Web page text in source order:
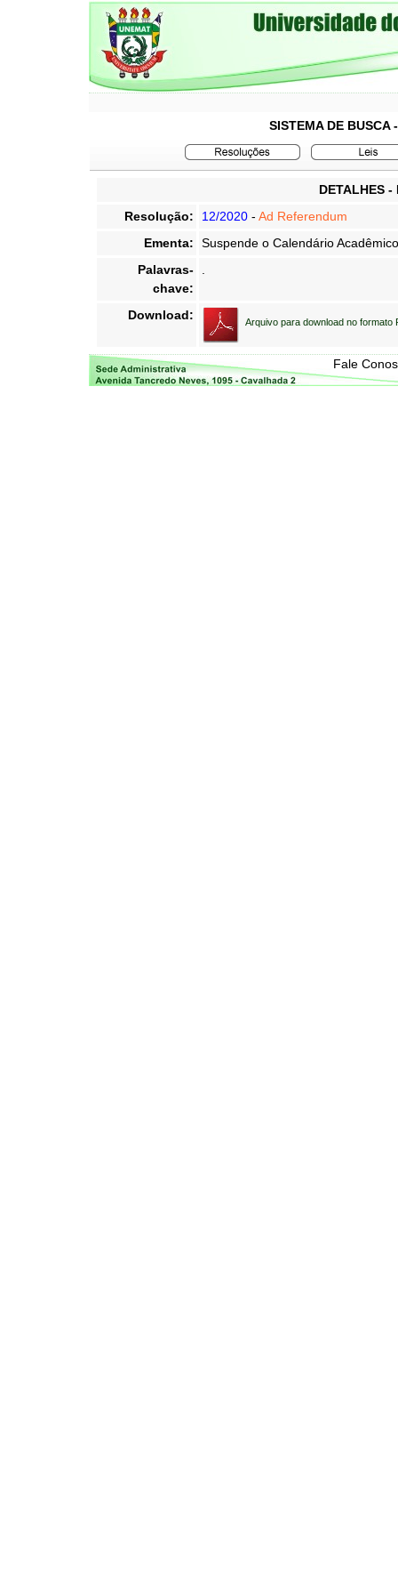
SISTEMA DE BUSCA
DETALHES -
Resolução:
12/2020 - Ad Referendum
Ementa:
Suspende o Calendário
Palavras-
chave:
Download: Arquivo para download no formato
Fale